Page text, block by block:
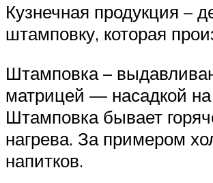
Кузнечная продукция –
штамповку, которая
Штамповка –
матрицей — насадкой на
Штамповка бывает
нагрева. За примером
напитков.